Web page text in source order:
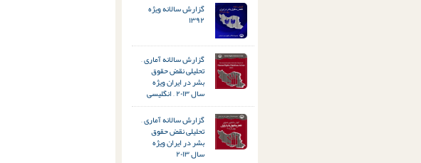
گزارش سالانه ویژه
۱۳۹۲
گزارش سالانه آماری –
تحلیلی نقض حقوق
بشر در ایران ویژه
سال ۲۰۱۳ – انگلیسی
گزارش سالانه آماری –
تحلیلی نقض حقوق
بشر در ایران ویژه
سال ۲۰۱۳